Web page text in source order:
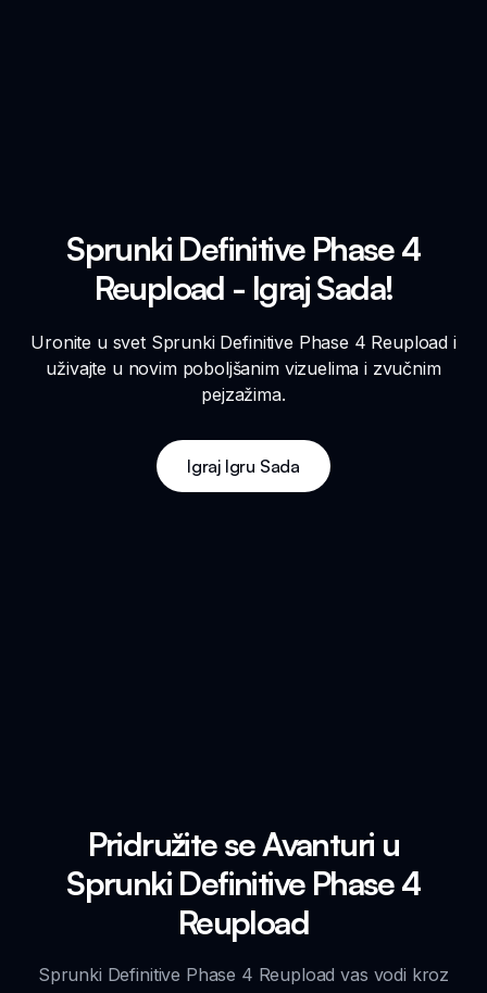
Sprunki Definitive Phase 4
Reupload - Igraj Sada!
Uronite u svet Sprunki Definitive Phase 4 Reupload i
uživajte u novim poboljšanim vizuelima i zvučnim
pejzažima.
Igraj Igru Sada
Pridružite se Avanturi u
Sprunki Definitive Phase 4
Reupload
Sprunki Definitive Phase 4 Reupload vas vodi kroz